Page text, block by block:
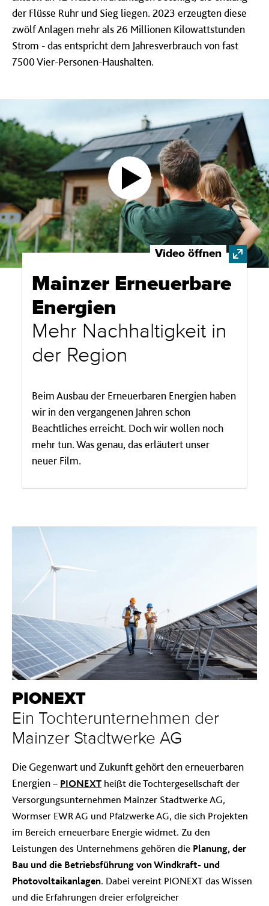
der Flüsse Ruhr und Sieg liegen. 2023 erzeugten diese
zwölf Anlagen mehr als 26 Millionen Kilowattstunden
Strom - das entspricht dem Jahresverbrauch von fast
7500 Vier-Personen-Haushalten.
Mainzer Erneuerbare
Energien
Mehr Nachhaltigkeit in
der Region
Beim Ausbau der Erneuerbaren Energien haben
wir in den vergangenen Jahren schon
Beachtliches erreicht. Doch wir wollen noch
mehr tun. Was genau, das erläutert unser
neuer Film.
PIONEXT
Ein Tochterunternehmen der
Mainzer Stadtwerke AG
Die Gegenwart und Zukunft gehört den erneuerbaren
Energien – PIONEXT heißt die Tochtergesellschaft der
Versorgungsunternehmen Mainzer Stadtwerke AG,
Wormser EWR AG und Pfalzwerke AG, die sich Projekten
im Bereich erneuerbare Energie widmet. Zu den
Leistungen des Unternehmens gehören die Planung, der
Bau und die Betriebsführung von Windkraft- und
Photovoltaikanlagen. Dabei vereint PIONEXT das Wissen
und die Erfahrungen dreier erfolgreicher